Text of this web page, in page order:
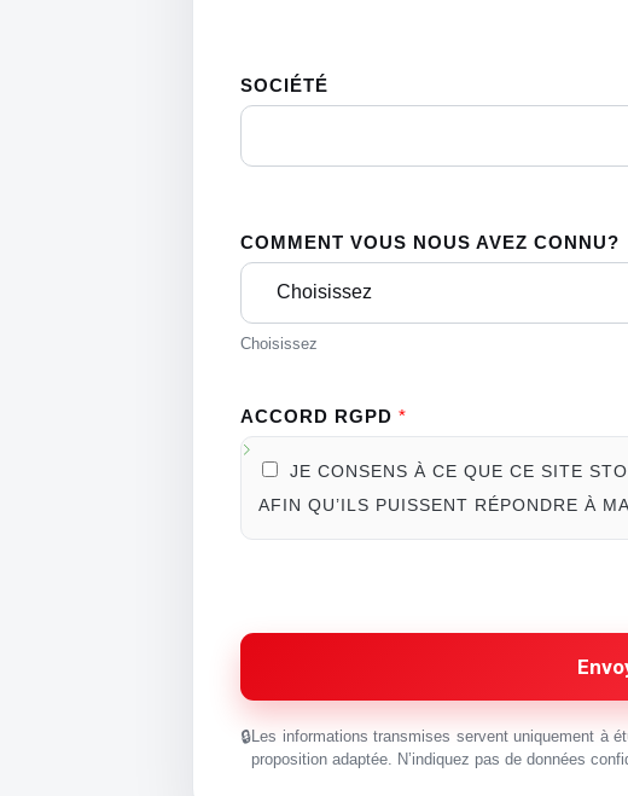
SOCIÉTÉ
COMMENT VOUS NOUS AVEZ CONNU?
Choisissez
ACCORD RGPD*
JE CONSENS À CE QUE CE SITE
AFIN QU’ILS PUISSENT RÉPONDRE À
Les informations transmises servent uniquement à
proposition adaptée. N’indiquez pas de données